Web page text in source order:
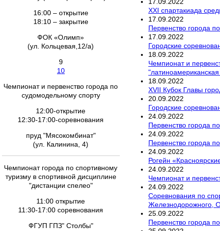
16:00 – открытие
18:10 – закрытие
ФОК «Олимп»
(ул. Кольцевая,12/а)
9
10
Чемпионат и первенство города по
судомодельному спорту
12:00-открытие
12:30-17:00-соревнования
пруд "Мясокомбинат"
(ул. Калинина, 4)
Чемпионат города по спортивному
туризму в спортивной дисциплине
"дистанции спелео"
11:00 открытие
11:30-17:00 соревнования
ФГУП ГПЗ" Столбы"
XXI спартакиада
17 09 2022
Первенство города
17 09 2022
Городские
18 09 2022
Чемпионат и
18 09 2022
XVII Кубок Главы
20 09 2022
Городские
24 09 2022
Первенство города
24 09 2022
Первенство города
24 09 2022
Рогейн
24 09 2022
Чемпионат и
24 09 2022
Соревнования по
Железнодорожного,
25 09 2022
Первенство города